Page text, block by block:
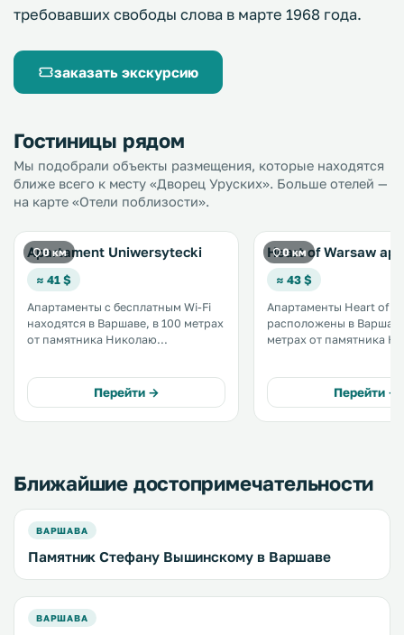
требовавших свободы слова в марте 1968 года.
заказать экскурсию
Гостиницы рядом
Мы подобрали объекты размещения, которые находятся
ближе всего к месту «Дворец Уруских». Больше отелей —
на карте «Отели поблизости».
0 км
Apartament Uniwersytecki
≈ 41 $
Апартаменты с бесплатным Wi-Fi
находятся в Варшаве, в 100 метрах
от памятника Николаю
комната и кухня с тостером,
микроволновой печью и
холодильником. .
Перейти →
0 км
Heart of Warsaw
≈ 43 $
Апартаменты Heart of
расположены в
метрах от памятника
бесплатный Wi-Fi на
территории. .
Перейти →
Ближайшие достопримечательности
ВАРШАВА
Памятник Стефану Вышинскому в Варшаве
ВАРШАВА